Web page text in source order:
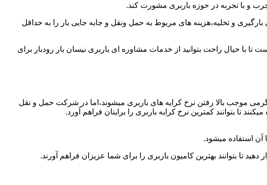
و با تجربه در حوزه باربری مشورت کند.
و تخلیه،هزینه های مربوط به حمل ونقل و جابه جایی بار را به حداقل
با خیال راحت بتوانید از خدمات مشاوره ای باربری نیسان بار رودبار برای
موجب بالا رفتن نرخ کرایه های باربری میشوند،اما در شرکت حمل و نقل
تا بتوانند کمترین نرخ کرایه باربری را برایتان فراهم آورد.
استفاده میشود.
تا بتوانند بهترین کامیون باربری را برای شما عزیزان فراهم آورند.